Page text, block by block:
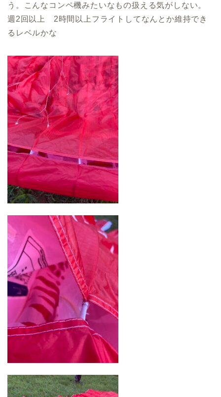
う。こんなコンペ機みたいなもの扱える気がしない。
週2回以上 2時間以上フライトしてなんとか維持でき
るレベルかな